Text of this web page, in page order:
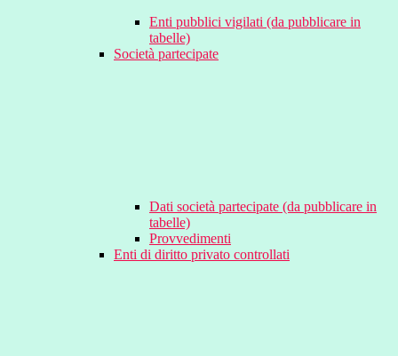
Enti pubblici vigilati (da pubblicare in
tabelle)
Società partecipate
Dati società partecipate (da pubblicare in
tabelle)
Provvedimenti
Enti di diritto privato controllati